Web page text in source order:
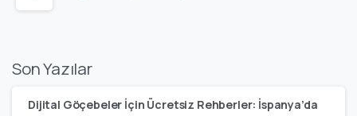
Son Yazılar
Dijital Göçebeler İçin Ücretsiz Rehberler: İspanya’da